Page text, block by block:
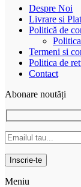
Despre Noi
Livrare si
Politică de
Termeni si
Politica de
Contact
Abonare noutăți
Meniu